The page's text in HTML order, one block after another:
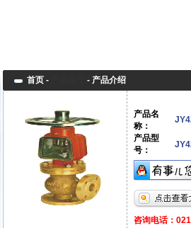
首页 - - 产品介绍
产品名
称：
产品型
号：
咨询电话：